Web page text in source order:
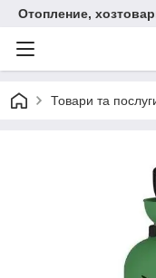
Отопление,
Товари та